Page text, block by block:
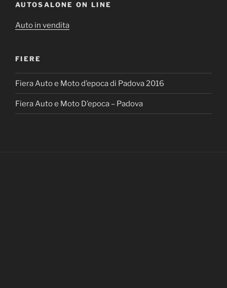
AUTOSALONE ON LINE
Auto in vendita
FIERE
Fiera Auto e Moto d’epoca di Padova 2016
Fiera Auto e Moto D’epoca – Padova